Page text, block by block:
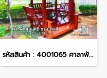
รหัสสินค้า : 4001065 ศาลาพักสูบบุหรี่ ทรงบาหลี ขนาดพื้น 1.20 x 1.70 เมตร